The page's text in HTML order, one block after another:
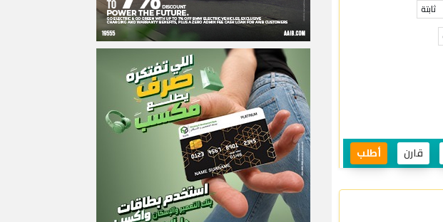
ثابتة
قارن أطلب